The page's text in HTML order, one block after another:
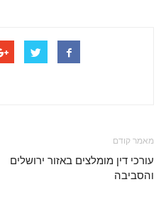
מאמר קודם
עורכי דין מומלצים באזור ירושלים
והסביבה